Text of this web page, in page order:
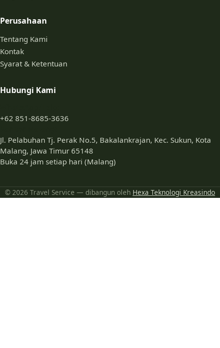
Perusahaan
Tentang Kami
Kontak
Syarat & Ketentuan
Hubungi Kami
+62 851-8685-3636
Jl. Pelabuhan Tj. Perak No.5, Bakalankrajan, Kec. Sukun, Kota
Malang, Jawa Timur 65148
Buka 24 jam setiap hari (Malang)
© 2026 Travel Service — dibangun oleh Hexa Teknologi Kreasindo